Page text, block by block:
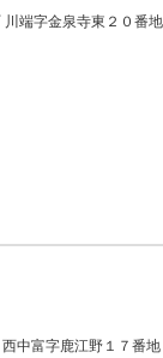
端字金泉寺東２０番地
中富字鹿江野１７番地